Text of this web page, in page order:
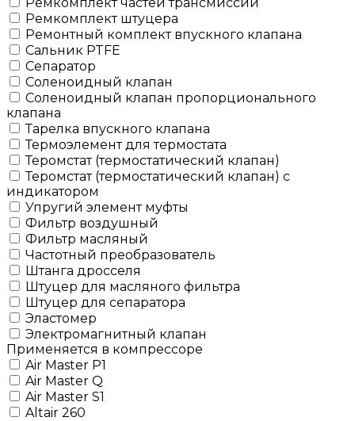
Ремкомплект штуцера
Ремонтный комплект впускного клапана
Сальник PTFE
Сепаратор
Соленоидный клапан
Соленоидный клапан пропорционального
клапана
Тарелка впускного клапана
Термоэлемент для термостата
Теромстат (термостатический клапан)
Теромстат (термостатический клапан) с
индикатором
Упругий элемент муфты
Фильтр воздушный
Фильтр масляный
Частотный преобразователь
Штанга дросселя
Штуцер для масляного фильтра
Штуцер для сепаратора
Эластомер
Электромагнитный клапан
Применяется в компрессоре
Air Master P1
Air Master Q
Air Master S1
Altair 260